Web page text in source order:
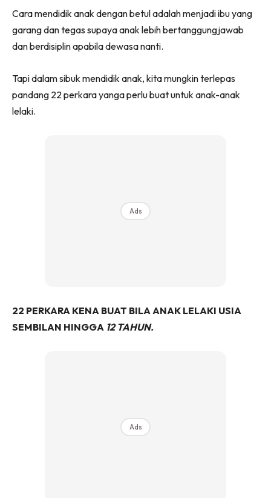
(Twitter)
Cara mendidik anak dengan betul adalah menjadi ibu yang
garang dan tegas supaya anak lebih bertanggungjawab
dan berdisiplin apabila dewasa nanti.
Tapi dalam sibuk mendidik anak, kita mungkin terlepas
pandang 22 perkara yanga perlu buat untuk anak-anak
lelaki.
Ads
22 PERKARA KENA BUAT BILA ANAK LELAKI USIA
SEMBILAN HINGGA 12 TAHUN.
Ads